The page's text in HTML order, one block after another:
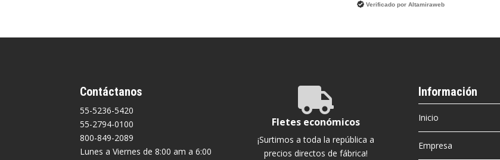
Verificado por Altamiraweb
Contáctanos
55-5236-5420
55-2794-0100
800-849-2089
Lunes a Viernes de 8:00 am a 6:00

Fletes económicos
¡Surtimos a toda la república a
precios directos de fábrica!
Información
Inicio
Empresa